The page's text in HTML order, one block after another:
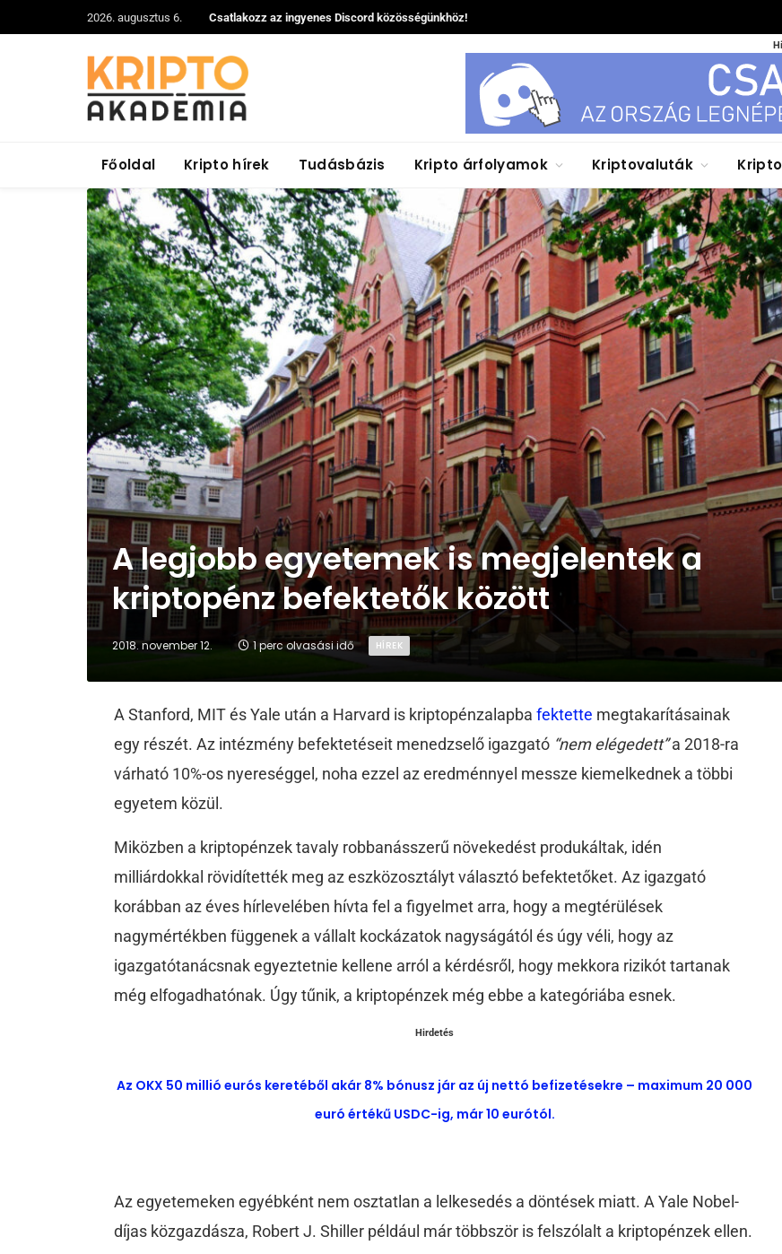
2026. augusztus 6. Csatlakozz az ingyenes Discord közösségünkhöz!
Főoldal Kripto hírek Tudásbázis Kripto árfolyamok Kriptovaluták
A legjobb egyetemek is megjelentek a
kriptopénz befektetők között
2018. november 12. 1 perc olvasási idő HÍREK
A Stanford, MIT és Yale után a Harvard is kriptopénzalapbafektette megtakarításainak
egy részét. Az intézmény befektetéseit menedzselő igazgató “nem elégedett”a 2018-ra
várható 10%-os nyereséggel, noha ezzel az eredménnyel messze kiemelkednek a többi
egyetem közül.
Miközben a kriptopénzek tavaly robbanásszerű növekedést produkáltak, idén
milliárdokkal rövidítették meg az eszközosztályt választó befektetőket. Az igazgató
korábban az éves hírlevelében hívta fel a figyelmet arra, hogy a megtérülések
nagymértékben függenek a vállalt kockázatok nagyságától és úgy véli, hogy az
igazgatótanácsnak egyeztetnie kellene arról a kérdésről, hogy mekkora rizikót tartanak
még elfogadhatónak. Úgy tűnik, a kriptopénzek még ebbe a kategóriába esnek.
Hirdetés
Az OKX 50 millió eurós keretéből akár 8% bónusz jár az új nettó befizetésekre – maximum 20 000
euró értékű USDC-ig, már 10 eurótól.
Az egyetemeken egyébként nem osztatlan a lelkesedés a döntések miatt. A Yale Nobel-
díjas közgazdásza, Robert J. Shiller például már többször is felszólalt a kriptopénzek ellen.